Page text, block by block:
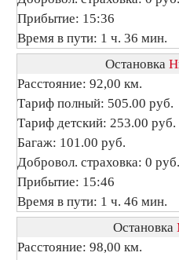
Прибытие: 15:36
Время в пути: 1 ч. 36 мин.
Остановка
Расстояние: 92,00 км.
Тариф полный: 505.00 руб.
Тариф детский: 253.00 руб.
Багаж: 101.00 руб.
Добровол. страховка: 0 руб.
Прибытие: 15:46
Время в пути: 1 ч. 46 мин.
Остановка
Расстояние: 98,00 км.